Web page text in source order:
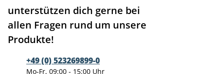
unterstützen dich gerne bei
allen Fragen rund um unsere
Produkte!
+49 (0) 523269899-0
Mo-Fr, 09:00 - 15:00 Uhr